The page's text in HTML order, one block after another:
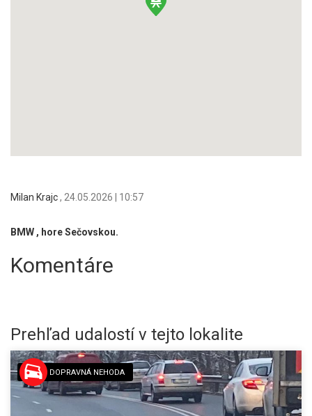
Milan Krajc, 24.05.2026 | 10:57
BMW , hore Sečovskou.
Komentáre
Prehľad udalostí v tejto lokalite
DOPRAVNÁ NEHODA